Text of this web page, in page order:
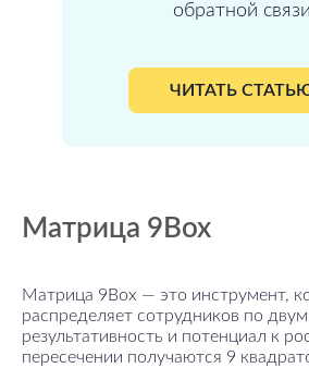
ЧИТАТЬ
обратной
Матрица 9Box
Матрица 9Box — это инструмент,
распределяет сотрудников по
результативность и потенциал к
пересечении получаются 9